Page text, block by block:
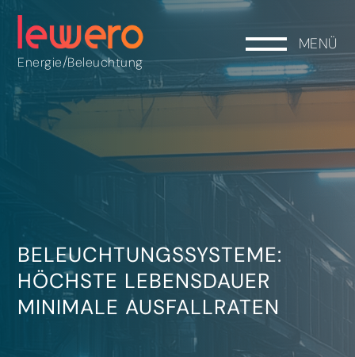
Energie/Beleuchtung
MENÜ
BELEUCHTUNGSSYSTEME:
HÖCHSTE LEBENSDAUER
MINIMALE AUSFALLRATEN